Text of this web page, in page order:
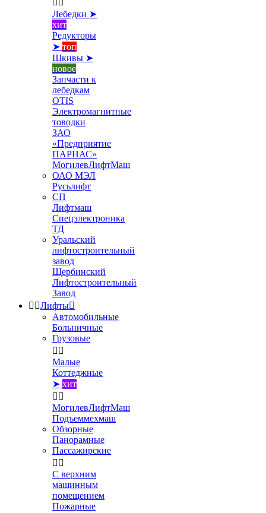
 
Лебедки ➤
хит
Редукторы
➤ топ
Шкивы ➤
новое
Запчасти к
лебедкам
OTIS
Электромагнитные
товодки
ЗАО
«Предприятие
ПАРНАС»
МогилевЛифтМаш
ОАО МЭЛ
Русьлифт
СП
Лифтмаш
Спецэлектроника
ТД
Уральский
лифтостроительный
завод
Щербинский
Лифтостроительный
Завод
 Лифты
Автомобильные
Больничные
Грузовые
 
Малые
Коттеджные
➤ хит
 
МогилевЛифтМаш
Подъеммехмаш
Обзорные
Панорамные
Пассажирские
 
С верхним
машинным
помещением
Пожарные